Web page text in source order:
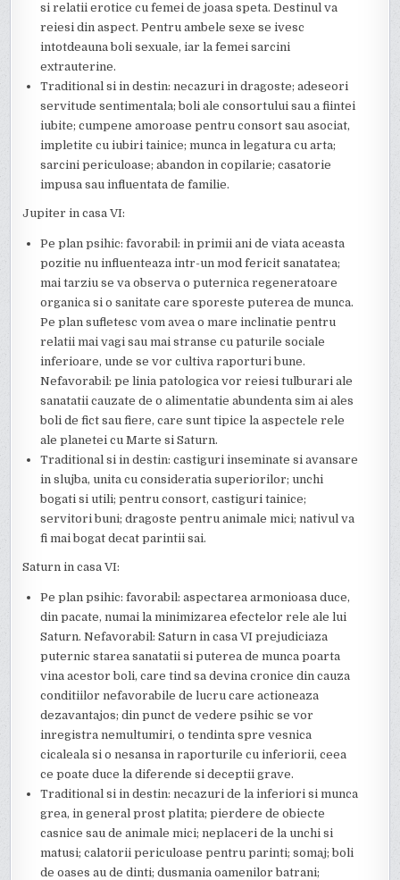
si relatii erotice cu femei de joasa speta. Destinul va
reiesi din aspect. Pentru ambele sexe se ivesc
intotdeauna boli sexuale, iar la femei sarcini
extrauterine.
Traditional si in destin: necazuri in dragoste; adeseori
servitude sentimentala; boli ale consortului sau a fiintei
iubite; cumpene amoroase pentru consort sau asociat,
impletite cu iubiri tainice; munca in legatura cu arta;
sarcini periculoase; abandon in copilarie; casatorie
impusa sau influentata de familie.
Jupiter in casa VI:
Pe plan psihic: favorabil: in primii ani de viata aceasta
pozitie nu influenteaza intr-un mod fericit sanatatea;
mai tarziu se va observa o puternica regeneratoare
organica si o sanitate care sporeste puterea de munca.
Pe plan sufletesc vom avea o mare inclinatie pentru
relatii mai vagi sau mai stranse cu paturile sociale
inferioare, unde se vor cultiva raporturi bune.
Nefavorabil: pe linia patologica vor reiesi tulburari ale
sanatatii cauzate de o alimentatie abundenta sim ai ales
boli de fict sau fiere, care sunt tipice la aspectele rele
ale planetei cu Marte si Saturn.
Traditional si in destin: castiguri inseminate si avansare
in slujba, unita cu consideratia superiorilor; unchi
bogati si utili; pentru consort, castiguri tainice;
servitori buni; dragoste pentru animale mici; nativul va
fi mai bogat decat parintii sai.
Saturn in casa VI:
Pe plan psihic: favorabil: aspectarea armonioasa duce,
din pacate, numai la minimizarea efectelor rele ale lui
Saturn. Nefavorabil: Saturn in casa VI prejudiciaza
puternic starea sanatatii si puterea de munca poarta
vina acestor boli, care tind sa devina cronice din cauza
conditiilor nefavorabile de lucru care actioneaza
dezavantajos; din punct de vedere psihic se vor
inregistra nemultumiri, o tendinta spre vesnica
cicaleala si o nesansa in raporturile cu inferiorii, ceea
ce poate duce la diferende si deceptii grave.
Traditional si in destin: necazuri de la inferiori si munca
grea, in general prost platita; pierdere de obiecte
casnice sau de animale mici; neplaceri de la unchi si
matusi; calatorii periculoase pentru parinti; somaj; boli
de oases au de dinti; dusmania oamenilor batrani;